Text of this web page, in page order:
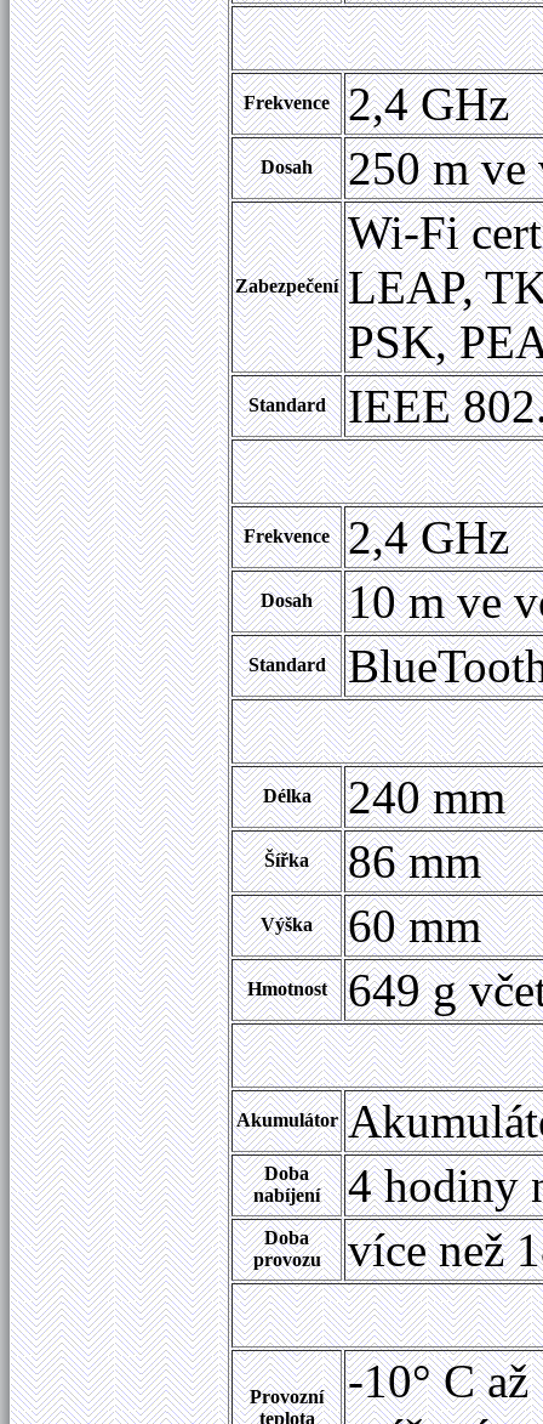
Frekvence 2,4 GHz
Dosah 250 m ve
Zabezpečení
Wi-Fi
LEAP,
PSK,
Standard IEEE
Frekvence 2,4 GHz
Dosah 10 m ve
Standard
Délka 240 mm
Šířka 86 mm
Výška 60 mm
Hmotnost 649 g
Akumulátor
Doba
nabíjení
4 hodiny
Doba
provozu
více než
Provozní
teplota
-10° C